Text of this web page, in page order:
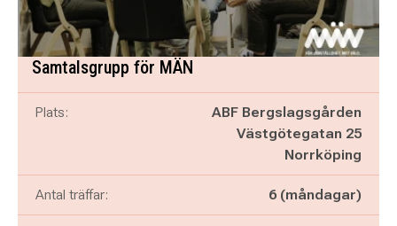
Samtalsgrupp för MÄN
Plats:
ABF Bergslagsgården
Västgötegatan 25
Norrköping
Antal träffar: 6 (måndagar)